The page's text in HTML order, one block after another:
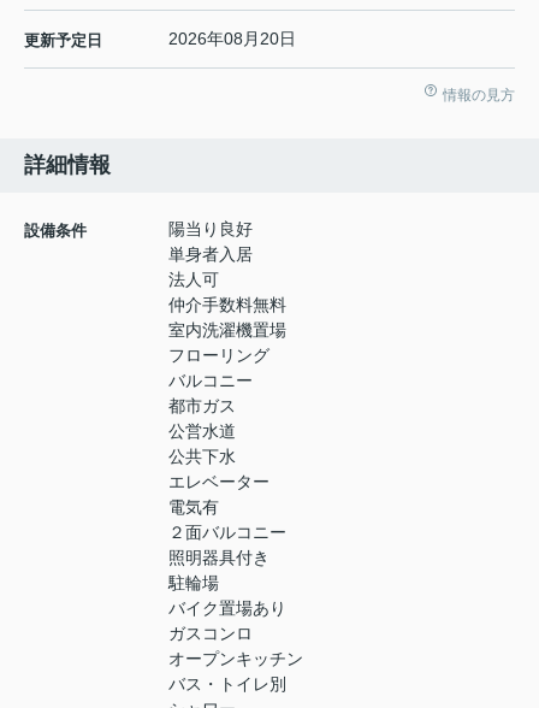
更新予定日 2026年08月20日
情報の見方
詳細情報
設備条件
陽当り良好
単身者入居
法人可
仲介手数料無料
室内洗濯機置場
フローリング
バルコニー
都市ガス
公営水道
公共下水
エレベーター
電気有
２面バルコニー
照明器具付き
駐輪場
バイク置場あり
ガスコンロ
オープンキッチン
バス・トイレ別